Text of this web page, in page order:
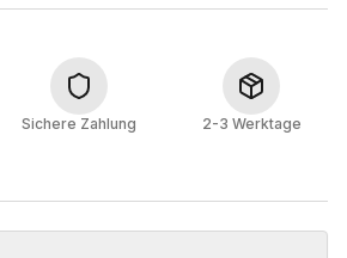
Sichere Zahlung 2-3 Werktage